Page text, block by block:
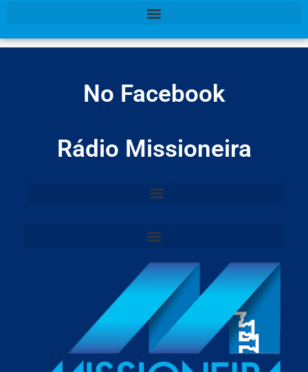
No Facebook
Rádio Missioneira